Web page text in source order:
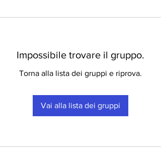
Impossibile trovare il gruppo.
Torna alla lista dei gruppi e riprova.
Vai alla lista dei gruppi